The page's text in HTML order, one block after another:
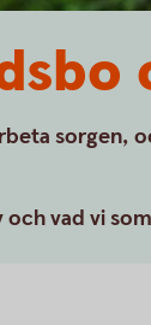
sorgen,
vad vi